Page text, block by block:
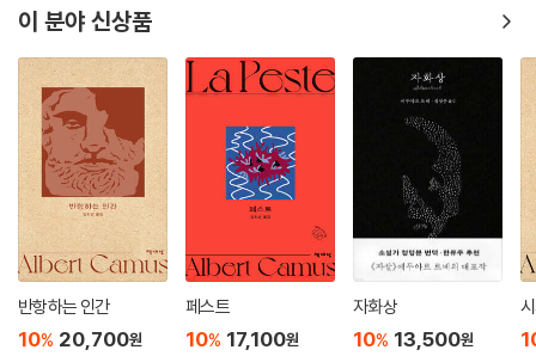
가, 수학자, 음악가 등 여러 집단으로 구성된 실험문학모임 울리포Oulipo
의 멤버였다. 그의 문학세계가 지닌 다양한 스펙트럼을 살필 수 있는 【조
르주 페렉 선집】(총8권)―『잠자는 남자』(1967),『어두운 상점』(197
3),『공간의 종류들』(1974),『나는 기억한다』(1978),『인생사용법』(197
8),『어느 미술애호가의 방』(1979),『생각하기 / 분류하기』(1985),『겨울
여행 & 어제여행』(1993)―은, 문학의 무궁무진한 가능성을 엿보게 하고
한 작가의 독창적 내면을 풍요롭게 향유하는 기회를 제공해줄 것이다.
이번에 출간하는 페렉 선집 3권 『잠자는 남자』(1967)는 작가의 젊은 시절
을 가늠하게 하는 사회학적 자전소설로, 이십대 중반 주인공 ‘너’의 파편화
된 의식이 좇는 (반)의식 상태의 기행을 이인칭으로 풀어낸 독특한 소설이
다. 1974년 베르나르 케이잔 감독과 공동 연출하여 당해 최고의 신진 영화
인에게 수여되는 장 비고 상을 수상했다. 페렉은 자신과 똑같이 오른쪽 윗
이 분야 신상품
반항하는 인간
10% 20,700원
페스트
10% 17,100원
자화상
10% 13,500원